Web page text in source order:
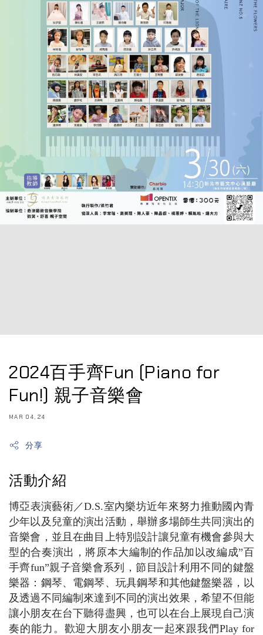
2024百手齊Fun (Piano for
Fun!) 親子音樂會
MAR 04, 24
分享
活動介紹
博亞表演藝術／D.S.室內樂坊近年來努力推動國內青
少年以及兒童的演出活動，舉辦多場師生共同演出的
音樂會，並且在曲目上特別設計讓兒童有機會參與大
型的合奏演出，將原本大編制的作品加以改編成”百
手齊fun”親子音樂會系列，節目設計利用不同的鍵盤
樂器：鋼琴、電鋼琴、玩具鋼琴和其他鍵盤樂器，以
及透過不同編制來達到不同的演出效果，希望不但能
讓小朋友在台下聽得盡興，也可以在台上展現自己演
奏的能力。歡迎大朋友小朋友一起來跟我們Play for